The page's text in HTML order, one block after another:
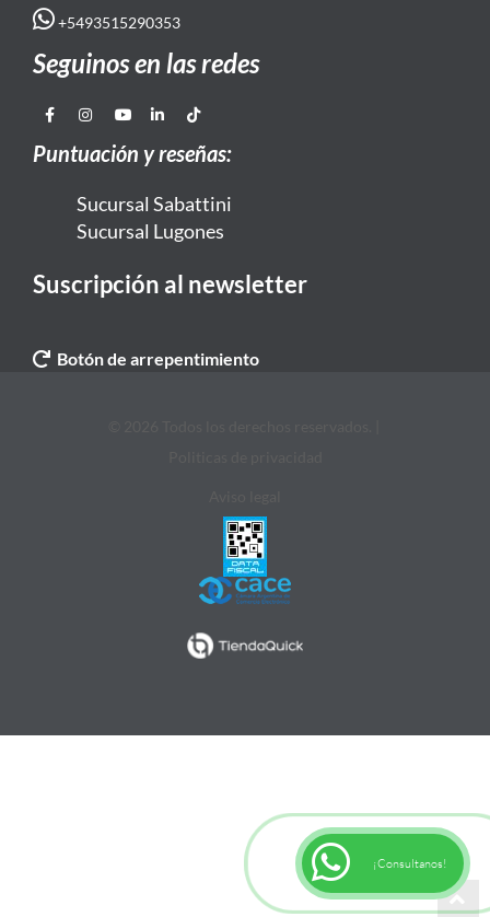
+5493515290353
Seguinos en las redes
Puntuación y reseñas:
Sucursal Sabattini
Sucursal Lugones
Suscripción al newsletter
Botón de arrepentimiento
¡Consultanos!